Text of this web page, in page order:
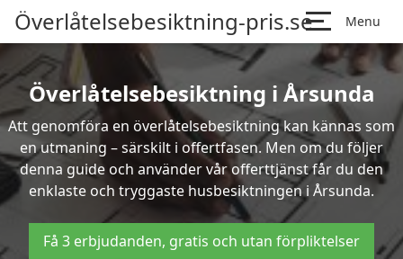
Överlåtelsebesiktning-pris.se Menu
Överlåtelsebesiktning i Årsunda
Att genomföra en överlåtelsebesiktning kan kännas som
en utmaning – särskilt i offertfasen. Men om du följer
denna guide och använder vår offerttjänst får du den
enklaste och tryggaste husbesiktningen i Årsunda.
Få 3 erbjudanden, gratis och utan förpliktelser